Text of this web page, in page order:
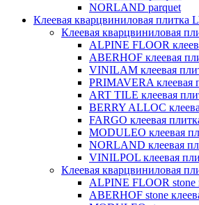
NORLAND parquet
Клеевая кварцвиниловая плитка
Клеевая кварцвиниловая
ALPINE FLOOR
ABERHOF клеевая
VINILAM клеевая
PRIMAVERA клеевая
ART TILE клеевая
BERRY ALLOC
FARGO клеевая
MODULEO клеевая
NORLAND клеевая
VINILPOL клеевая
Клеевая кварцвиниловая
ALPINE FLOOR stone
ABERHOF stone